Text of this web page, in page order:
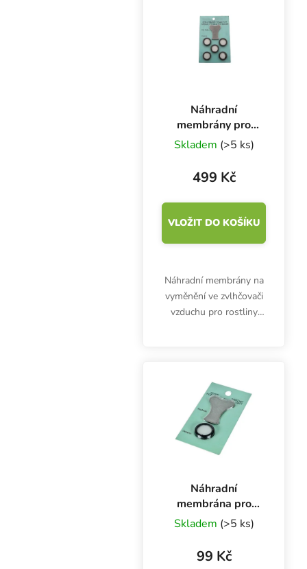
Náhradní
membrány pro
zvlhčovač Mist
Maker DK5, 5 ks
Skladem (>5 ks)
499 Kč
VLOŽIT DO KOŠÍKU
Náhradní membrány na
vyměnění ve zvlhčovači
vzduchu pro rostliny
balení.
Náhradní
membrána pro
zvlhčovače Mist
Maker DK1, 1 ks
Skladem (>5 ks)
99 Kč